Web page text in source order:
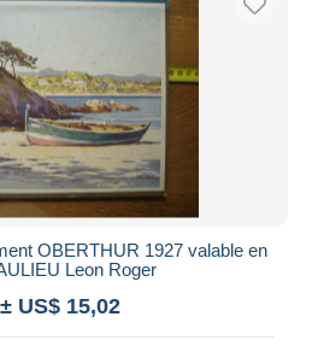
OBERTHUR 1927 valable en
Leon Roger
± US$ 15,02